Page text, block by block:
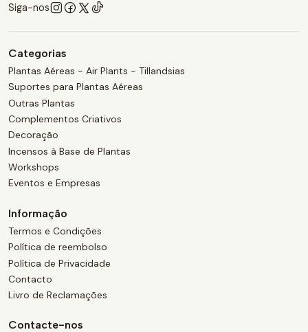
Siga-nos
Categorias
Plantas Aéreas - Air Plants - Tillandsias
Suportes para Plantas Aéreas
Outras Plantas
Complementos Criativos
Decoração
Incensos à Base de Plantas
Workshops
Eventos e Empresas
Informação
Termos e Condições
Política de reembolso
Política de Privacidade
Contacto
Livro de Reclamações
Contacte-nos